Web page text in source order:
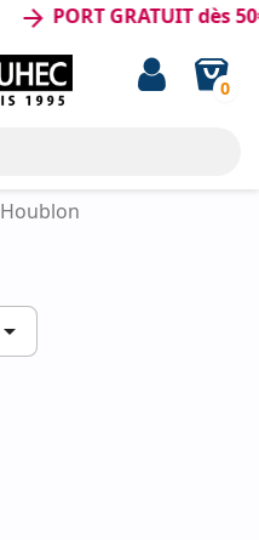
arrow_forwardPORT GRATUIT dès
0
Houblon
